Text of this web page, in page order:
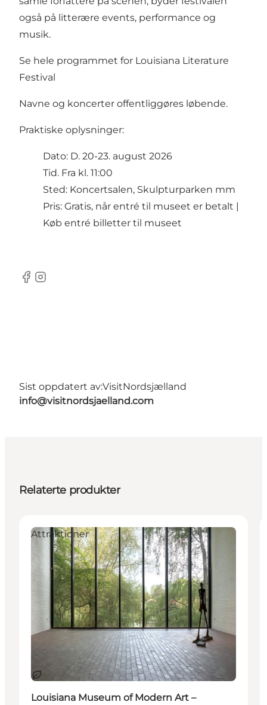
også på litterære events, performance og
musik.
Se hele programmet for Louisiana Literature
Festival
Navne og koncerter offentliggøres løbende.
Praktiske oplysninger:
Dato: D. 20-23. august 2026
Tid. Fra kl. 11:00
Sted: Koncertsalen, Skulpturparken mm
Pris: Gratis, når entré til museet er betalt |
Køb entré billetter til museet
Facebook
Instagram
Sist oppdatert av:VisitNordsjælland
info@visitnordsjaelland.com
Relaterte produkter
Bærekraftig
Attraktioner
Louisiana Museum of Modern Art –